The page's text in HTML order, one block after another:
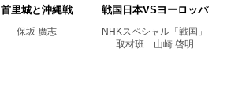
首里城と沖縄戦
保坂 廣志
戦国日本VSヨーロッパ
NHKスペシャル「戦国」
取材班 山崎 啓明